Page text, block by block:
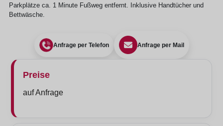
Parkplätze ca. 1 Minute Fußweg entfernt. Inklusive Handtücher und
Bettwäsche.
Anfrage per Telefon Anfrage per Mail
Preise
auf Anfrage